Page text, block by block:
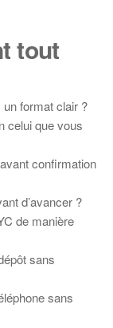
tout
format clair ?
celui que vous
confirmation
d’avancer ?
de manière
sans
sans